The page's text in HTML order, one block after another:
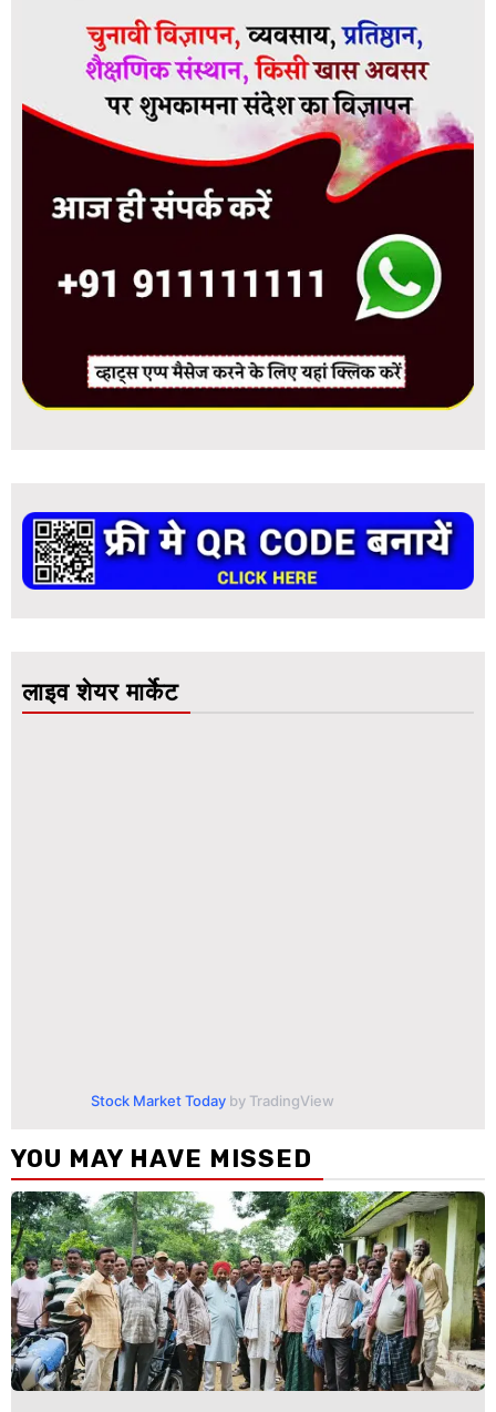
लाइव शेयर मार्केट
Stock Market Today by TradingView
YOU MAY HAVE MISSED